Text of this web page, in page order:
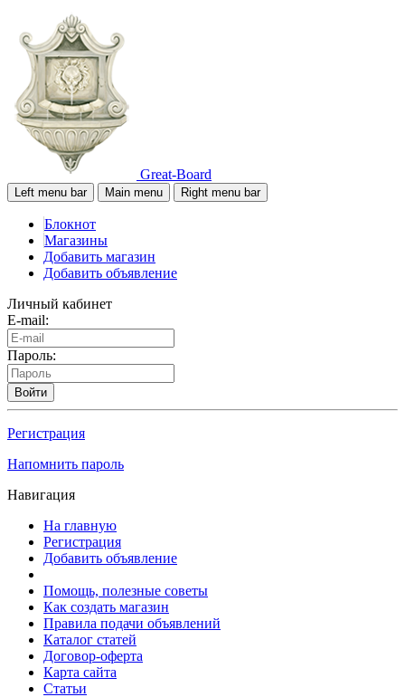
Great-Board
Left menu bar Main menu Right menu bar
Блокнот
Магазины
Добавить магазин
Добавить объявление
Личный кабинет
E-mail:
Пароль:
Войти
Регистрация
Напомнить пароль
Навигация
На главную
Регистрация
Добавить объявление
Помощь, полезные советы
Как создать магазин
Правила подачи объявлений
Каталог статей
Договор-оферта
Карта сайта
Статьи